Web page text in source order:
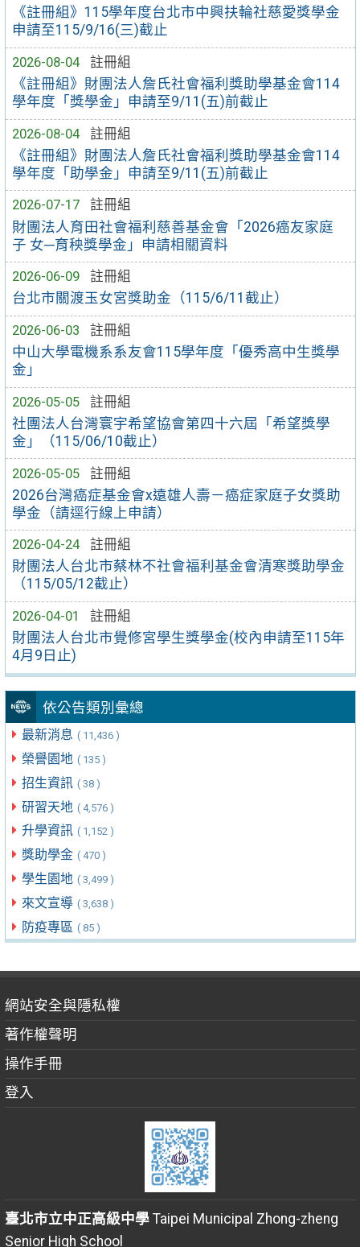
《註冊組》115學年度台北市中興扶輪社慈愛獎學金
申請至115/9/16(三)截止
2026-08-04
註冊組
《註冊組》財團法人詹氏社會福利獎助學基金會114
學年度「獎學金」申請至9/11(五)前截止
2026-08-04
註冊組
《註冊組》財團法人詹氏社會福利獎助學基金會114
學年度「助學金」申請至9/11(五)前截止
2026-07-17
註冊組
財團法人育田社會福利慈善基金會「2026癌友家庭
子 女─育秧獎學金」申請相關資料
2026-06-09
註冊組
台北市關渡玉女宮獎助金（115/6/11截止）
2026-06-03
註冊組
中山大學電機系系友會115學年度「優秀高中生獎學
金」
2026-05-05
註冊組
社團法人台灣寰宇希望協會第四十六屆「希望獎學
金」（115/06/10截止）
2026-05-05
註冊組
2026台灣癌症基金會x遠雄人壽－癌症家庭子女獎助
學金（請逕行線上申請）
2026-04-24
註冊組
財團法人台北市蔡林不社會福利基金會清寒獎助學金
（115/05/12截止）
2026-04-01
註冊組
財團法人台北市覺修宮學生獎學金(校內申請至115年
4月9日止)
依公告類別彙總
最新消息 ( 11,436 )
榮譽園地 ( 135 )
招生資訊 ( 38 )
研習天地 ( 4,576 )
升學資訊 ( 1,152 )
獎助學金 ( 470 )
學生園地 ( 3,499 )
來文宣導 ( 3,638 )
防疫專區 ( 85 )
網站安全與隱私權
著作權聲明
操作手冊
登入
臺北市立中正高級中學Taipei Municipal Zhong-zheng
Senior High School